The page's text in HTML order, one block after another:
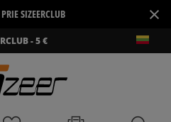
SIZEERCLUB ×
- 5 €